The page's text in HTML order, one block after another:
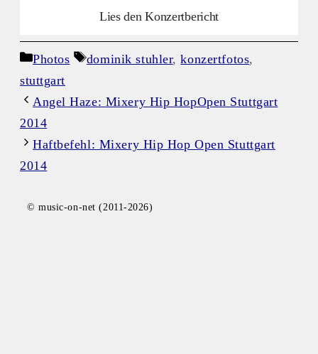
Lies den Konzertbericht
Kategorien
Photos Schlagwörter
dominik stuhler,konzertfotos,
stuttgart
Angel Haze: Mixery Hip HopOpen Stuttgart
2014
Haftbefehl: Mixery Hip Hop Open Stuttgart
2014
© music-on-net (2011-2026)